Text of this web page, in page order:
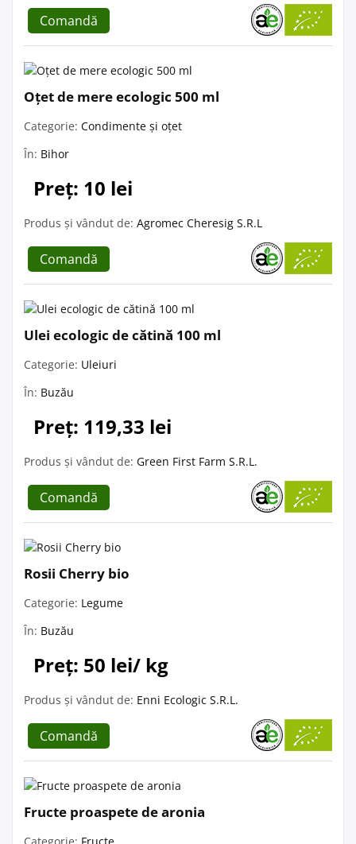
Comandă
Oțet de mere ecologic 500 ml
Categorie: Condimente și oțet
În: Bihor
Preț: 10 lei
Produs și vândut de: Agromec Cheresig S.R.L
Comandă
Ulei ecologic de cătină 100 ml
Categorie: Uleiuri
În: Buzău
Preț: 119,33 lei
Produs și vândut de: Green First Farm S.R.L.
Comandă
Rosii Cherry bio
Categorie: Legume
În: Buzău
Preț: 50 lei/ kg
Produs și vândut de: Enni Ecologic S.R.L.
Comandă
Fructe proaspete de aronia
Categorie: Fructe